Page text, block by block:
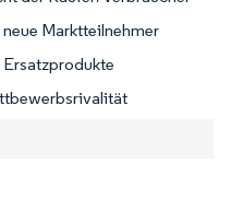
Marktteilnehmer